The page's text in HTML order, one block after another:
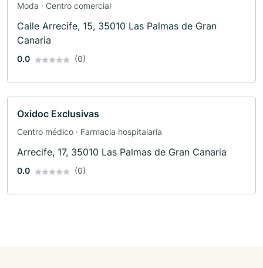
Moda · Centro comercial
Calle Arrecife, 15, 35010 Las Palmas de Gran
Canaria
0.0 (0)
Oxidoc Exclusivas
Centro médico · Farmacia hospitalaria
Arrecife, 17, 35010 Las Palmas de Gran Canaria
0.0 (0)